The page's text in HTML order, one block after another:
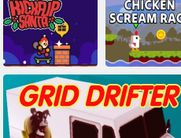
Afrikos visureigių
tarnyba
„Labubu Skate
parkour“
„Kickflip“
Kalėdų senelis
Vištienos riksmo
lenktynės